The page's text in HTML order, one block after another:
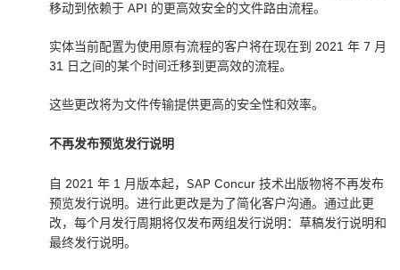
移动到依赖于 API 的更高效安全的文件路由流程。
实体当前配置为使用原有流程的客户将在现在到 2021 年 7 月
31 日之间的某个时间迁移到更高效的流程。
这些更改将为文件传输提供更高的安全性和效率。
不再发布预览发行说明
自 2021 年 1 月版本起，SAP Concur 技术出版物将不再发布
预览发行说明。进行此更改是为了简化客户沟通。通过此更
改，每个月发行周期将仅发布两组发行说明：草稿发行说明和
最终发行说明。